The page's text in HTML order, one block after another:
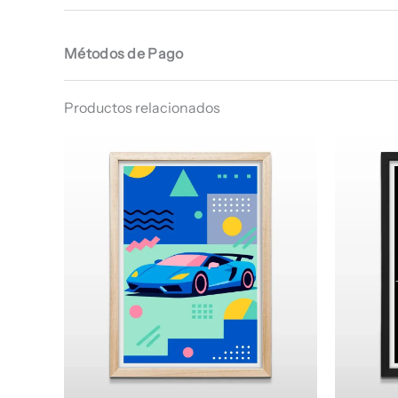
Métodos de Pago
Productos relacionados
de
precios:
desde
$ 64.960
hasta
$ 68.960